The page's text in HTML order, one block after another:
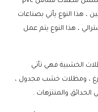
، هذا النوع يأتي بصناعات
، هذا النوع يتم عمل
الخشبية فهي تأتي
، ومظلات خشب مجدول ،
الحدائق والمنتزهات .